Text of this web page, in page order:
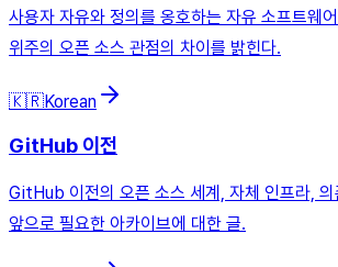
사용자 자유와 정의를 옹호하는 자유 소프트웨
위주의 오픈 소스 관점의 차이를 밝힌다.
🇰🇷Korean
GitHub 이전
GitHub 이전의 오픈 소스 세계, 자체 인프라, 의
앞으로 필요한 아카이브에 대한 글.